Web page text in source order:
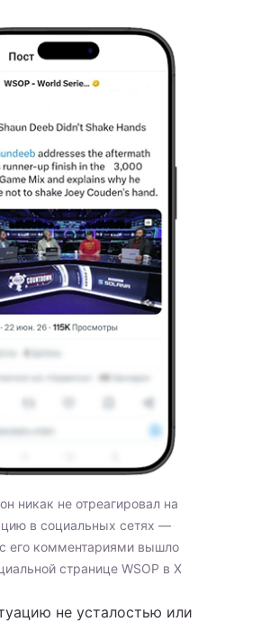
никак не отреагировал на
в социальных сетях —
его комментариями вышло
странице WSOP в X
не усталостью или